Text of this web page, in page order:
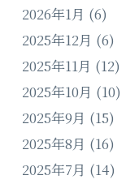
2026年1月 (6)
2025年12月 (6)
2025年11月 (12)
2025年10月 (10)
2025年9月 (15)
2025年8月 (16)
2025年7月 (14)